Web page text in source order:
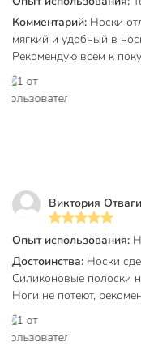
Частые вопросы:
Подходят ли эти
лоферами?
Да, модель типа
как короткий
синтетических
Главное отличие —
отлично впитывает
дискомфорта летом,
«парниковый эффект».
Как определить,
Комментарий: Носки
мягкий и удобный в
Рекомендую всем к
Виктория
Опыт использования:
Достоинства: Носки
Силиконовые полоски
Ноги не потеют,